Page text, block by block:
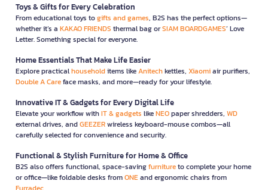
Toys & Gifts for Every Celebration
From educational toys togifts and games, B2S has the perfect options—
whether it’s a KAKAO FRIENDS thermal bag orSIAM BOARDGAMES’ Love
Letter. Something special for everyone.
Home Essentials That Make Life Easier
Explore practicalhouseholditems likeAnitechkettles, Xiaomiair purifiers,
Double A Careface masks, and more—ready for your lifestyle.
Innovative IT & Gadgets for Every Digital Life
Elevate your workflow withIT & gadgets likeNEOpaper shredders, WD
external drives, andGEEZERwireless keyboard-mouse combos—all
carefully selected for convenience and security.
Functional & Stylish Furniture for Home & Office
B2S also offers functional, space-savingfurnitureto complete your home
or office—like foldable desks fromONEand ergonomic chairs from